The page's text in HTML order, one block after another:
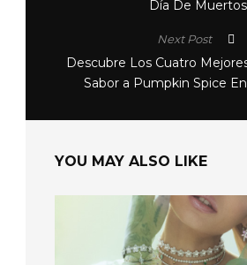
Día De Muertos
Next Post
Descubre Los Cuatro
Sabor a Pumpkin Spice
YOU MAY ALSO LIKE